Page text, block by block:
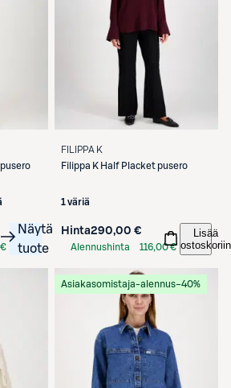
Näytä
tuote
FILIPPA K
Filippa K Half Placket pusero
1 väriä
Hinta290,00 €
Alennushinta
116,00 €
Lisää
ostoskoriin
Asiakasomistaja-alennus−40%